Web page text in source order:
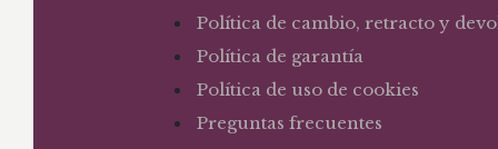
Política de cambio, retracto y
Política de garantía
Política de uso de cookies
Preguntas frecuentes